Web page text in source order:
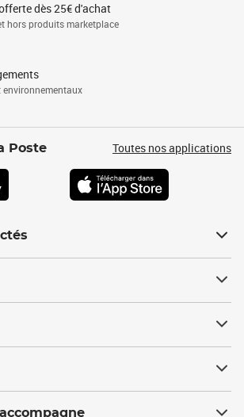
dès 25€ d'achat
hors produits marketplace
environnementaux
Poste Toutes nos applications